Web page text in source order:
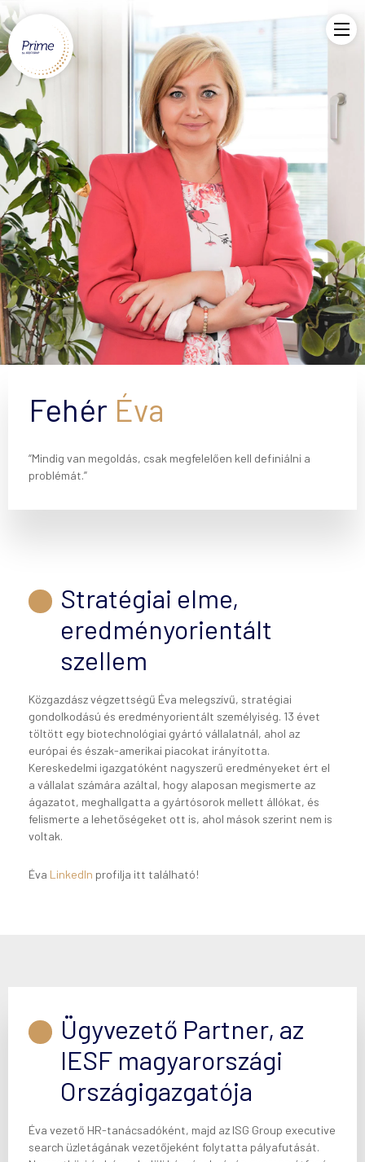
Fehér Éva
“Mindig van megoldás, csak megfelelően kell definiálni a
problémát.”
Stratégiai elme,
eredményorientált
szellem
Közgazdász végzettségű Éva melegszívű, stratégiai
gondolkodású és eredményorientált személyiség. 13 évet
töltött egy biotechnológiai gyártó vállalatnál, ahol az
európai és észak-amerikai piacokat irányította.
Kereskedelmi igazgatóként nagyszerű eredményeket ért el
a vállalat számára azáltal, hogy alaposan megismerte az
ágazatot, meghallgatta a gyártósorok mellett állókat, és
felismerte a lehetőségeket ott is, ahol mások szerint nem is
voltak.
Éva LinkedIn profilja itt található!
Ügyvezető Partner, az
IESF magyarországi
Országigazgatója
Éva vezető HR-tanácsadóként, majd az ISG Group executive
search üzletágának vezetőjeként folytatta pályafutását.